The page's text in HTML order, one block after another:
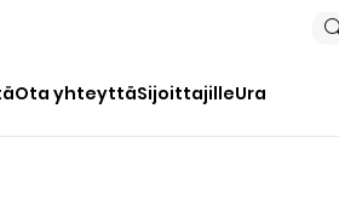
Ota yhteyttäSijoittajilleUra